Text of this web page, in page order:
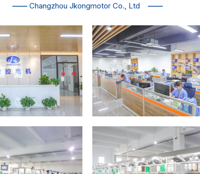
—— Changzhou Jkongmotor Co., Ltd ——